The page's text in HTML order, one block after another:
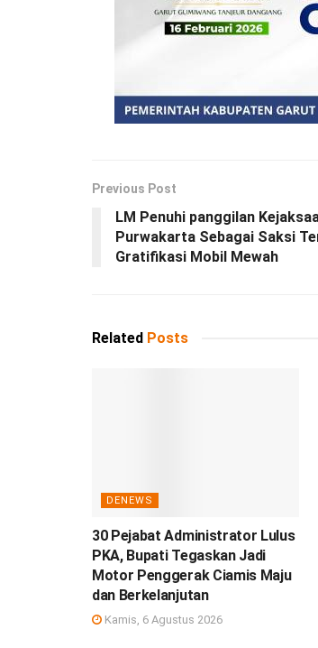
Previous Post
LM Penuhi panggilan
Purwakarta Sebagai Saksi
Gratifikasi Mobil Mewah
Related Posts
DENEWS
30 Pejabat Administrator Lulus
PKA, Bupati Tegaskan Jadi
Motor Penggerak Ciamis Maju
dan Berkelanjutan
Kamis, 6 Agustus 2026